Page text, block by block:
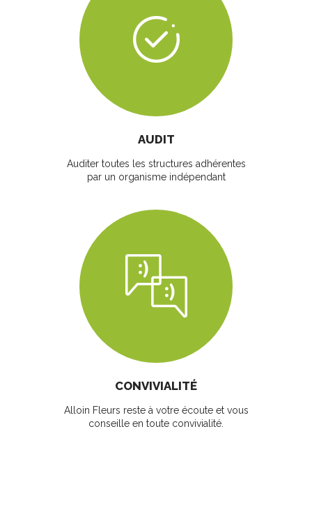
AUDIT
Auditer toutes les structures adhérentes
par un organisme indépendant
CONVIVIALITÉ
Alloin Fleurs reste à votre écoute et vous
conseille en toute convivialité.